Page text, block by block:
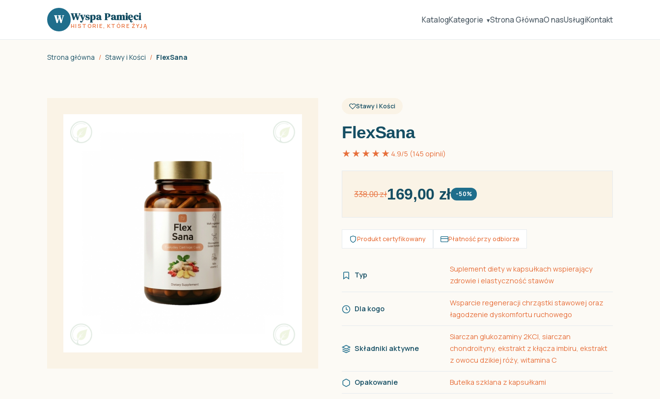
W Wyspa Pamięci
HISTORIE, KTÓRE ŻYJĄ
KatalogKategorie ▾Strona GłównaO nasUsługiKontakt
Strona główna / Stawy i Kości / FlexSana
Stawy i Kości
FlexSana
★★★★★ 4.9/5 (145 opinii)
338,00 zł169,00 zł -50%
Produkt certyfikowany Płatność przy odbiorze
Typ
Suplement diety w kapsułkach wspierający
zdrowie i elastyczność stawów
Dla kogo
Wsparcie regeneracji chrząstki stawowej oraz
łagodzenie dyskomfortu ruchowego
Składniki aktywne
Siarczan glukozaminy 2KCl, siarczan
chondroityny, ekstrakt z kłącza imbiru, ekstrakt
z owocu dzikiej róży, witamina C
Opakowanie Butelka szklana z kapsułkami